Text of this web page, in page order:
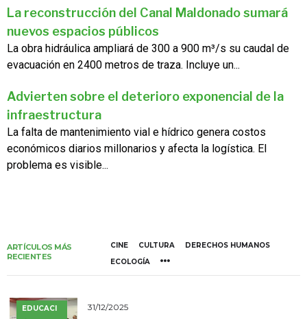
La reconstrucción del Canal Maldonado sumará
nuevos espacios públicos
La obra hidráulica ampliará de 300 a 900 m³/s su caudal de
evacuación en 2400 metros de traza. Incluye un...
Advierten sobre el deterioro exponencial de la
infraestructura
La falta de mantenimiento vial e hídrico genera costos
económicos diarios millonarios y afecta la logística. El
problema es visible...
ARTÍCULOS MÁS
RECIENTES
CINE CULTURA
DERECHOS HUMANOS
ECOLOGÍA
EDUCACI
31/12/2025